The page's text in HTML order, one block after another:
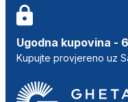
Ugodna kupovina -
Kupujte provjereno uz